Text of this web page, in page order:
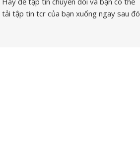
tải tập tin tcr của bạn xuống ngay sau đó